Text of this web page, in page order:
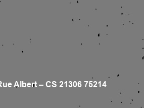
Albert – CS 21306 75214